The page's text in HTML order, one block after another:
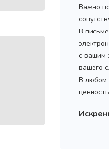
Важно
В
с вашим
вашего
В любом